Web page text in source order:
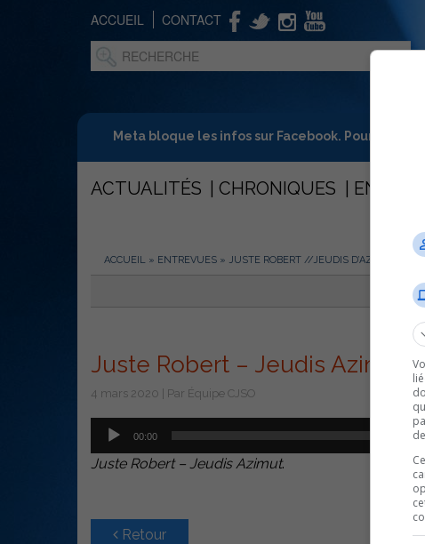
ACCUEIL CONTACT
Meta bloque les infos sur Facebook. Pour ne
ACTUALITÉS CHRONIQUES
ACCUEIL » ENTREVUES » JUSTE ROBERT //JEUDIS D’AZIMUT
Juste Robert – Jeudis Azimut
4 mars 2020 | Par Équipe CJSO
Lecteur
audio
00:00
Juste Robert – Jeudis Azimut.
Retour